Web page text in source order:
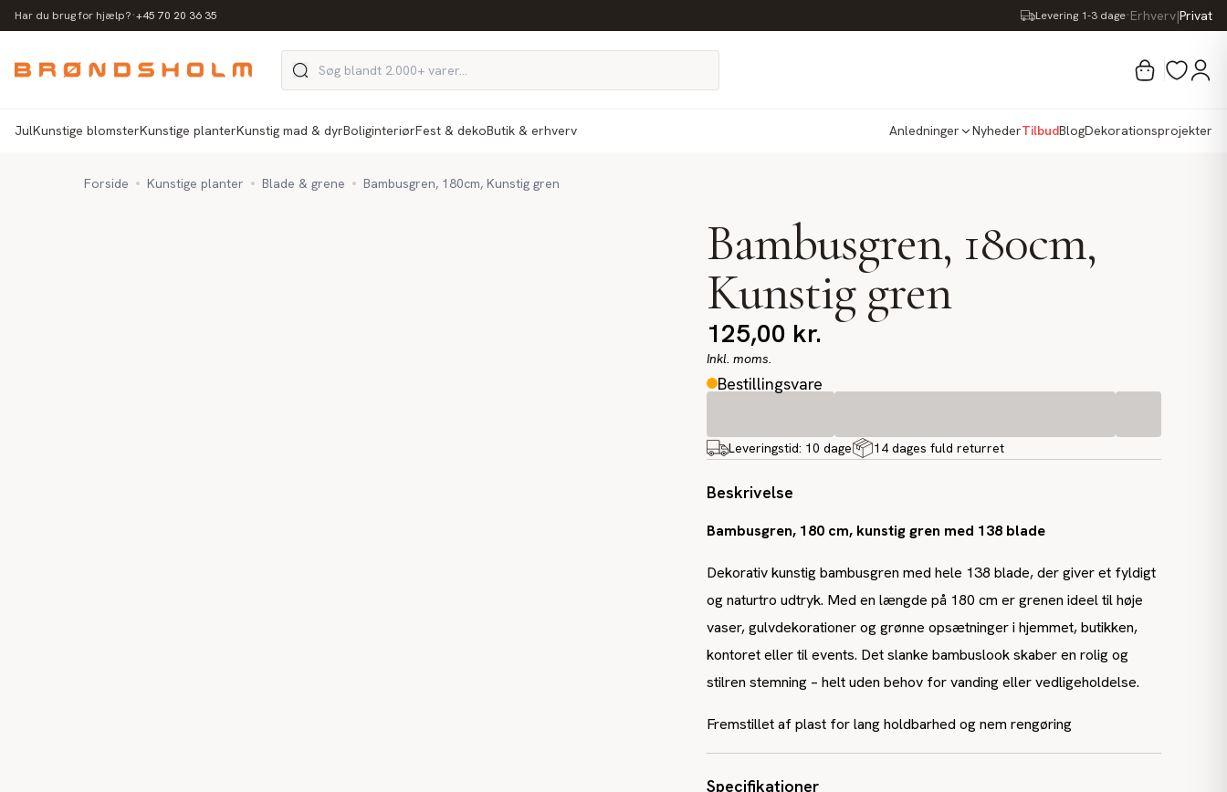
Har du brug for hjælp?·+45 70 20 36 35 Levering 1-3 dage·Erhverv|Privat
JulKunstige blomsterKunstige planterKunstig mad & dyrBoliginteriørFest & dekoButik & erhverv Anledninger NyhederTilbudBlogDekorationsprojekter
Forside Kunstige planter Blade & grene Bambusgren, 180cm, Kunstig gren
Bambusgren, 180cm,
Kunstig gren
125,00 kr.
Inkl. moms.
Bestillingsvare
Leveringstid: 10 dage 14 dages fuld returret
Beskrivelse
Bambusgren, 180 cm, kunstig gren med 138 blade
Dekorativ kunstig bambusgren med hele 138 blade, der giver et fyldigt
og naturtro udtryk. Med en længde på 180 cm er grenen ideel til høje
vaser, gulvdekorationer og grønne opsætninger i hjemmet, butikken,
kontoret eller til events. Det slanke bambuslook skaber en rolig og
stilren stemning – helt uden behov for vanding eller vedligeholdelse.
Fremstillet af plast for lang holdbarhed og nem rengøring
Specifikationer